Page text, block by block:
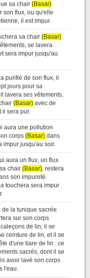
sa chair (Basar)
son flux, ou qu'elle
il est impur.
sa chair (Basar)
se lavera
sera impur jusqu'au
purifié de son flux, il
jours pour sa
lavera ses vêtements,
(Basar) avec de
il sera pur.
aura une pollution
corps (Basar) dans
impur jusqu'au soir.
aura un flux, un flux
chair (Basar), restera
son impureté.
touchera sera impur
de la tunique sacrée
sur son corps
de lin; il se
ceinture de lin, et il se
d'une tiare de lin : ce
sacrés, dont il se
avoir lavé son corps
l'eau.